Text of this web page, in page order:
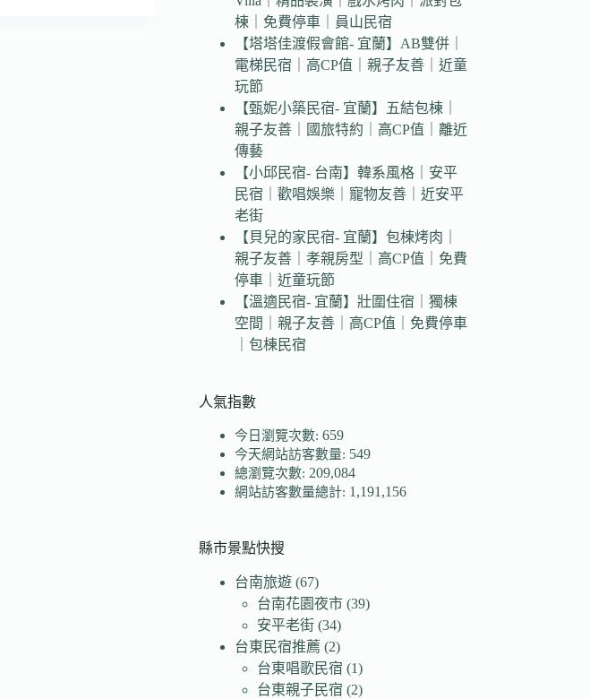
棟｜免費停車｜員山民宿
【塔塔佳渡假會館- 宜蘭】AB雙併｜
電梯民宿｜高CP值｜親子友善｜近童
玩節
【甄妮小築民宿- 宜蘭】五結包棟｜
親子友善｜國旅特約｜高CP值｜離近
傳藝
【小邱民宿- 台南】韓系風格｜安平
民宿｜歡唱娛樂｜寵物友善｜近安平
老街
【貝兒的家民宿- 宜蘭】包棟烤肉｜
親子友善｜孝親房型｜高CP值｜免費
停車｜近童玩節
【溫適民宿- 宜蘭】壯圍住宿｜獨棟
空間｜親子友善｜高CP值｜免費停車
｜包棟民宿
人氣指數
今日瀏覽次數:659
今天網站訪客數量: 549
總瀏覽次數: 209,084
網站訪客數量總計: 1,191,156
縣市景點快搜
台南旅遊 (67)
台南花園夜市 (39)
安平老街 (34)
台東民宿推薦 (2)
台東唱歌民宿 (1)
台東親子民宿 (2)